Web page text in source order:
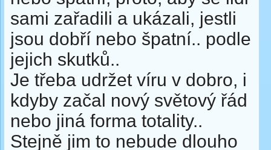
sami zařadili a ukázali, jestli
jsou dobří nebo špatní.. podle
jejich skutků..
Je třeba udržet víru v dobro, i
kdyby začal nový světový řád
nebo jiná forma totality..
Stejně jim to nebude dlouho